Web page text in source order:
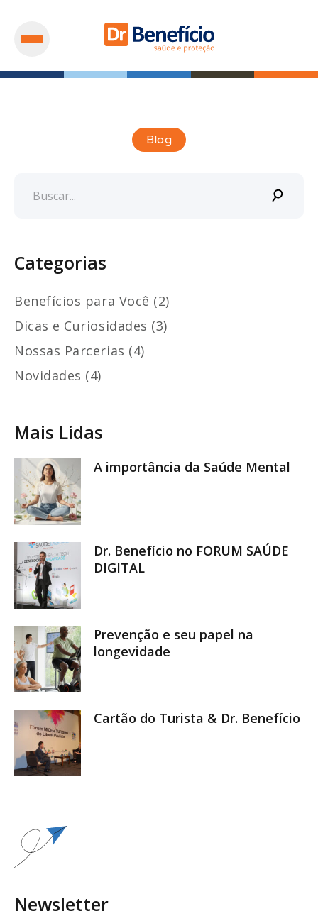
Blog
Categorias
Benefícios para Você (2)
Dicas e Curiosidades (3)
Nossas Parcerias (4)
Novidades (4)
Mais Lidas
A importância da Saúde Mental
Dr. Benefício no FORUM SAÚDE
DIGITAL
Prevenção e seu papel na
longevidade
Cartão do Turista & Dr. Benefício
Newsletter